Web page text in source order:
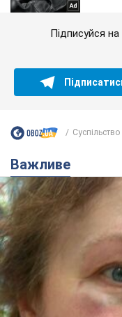
Підписуйся
Суспільство
Важливе